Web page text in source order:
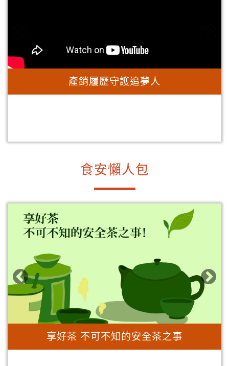
產銷履歷守護追夢人
食安懶人包
享好茶 不可不知的安全茶之事